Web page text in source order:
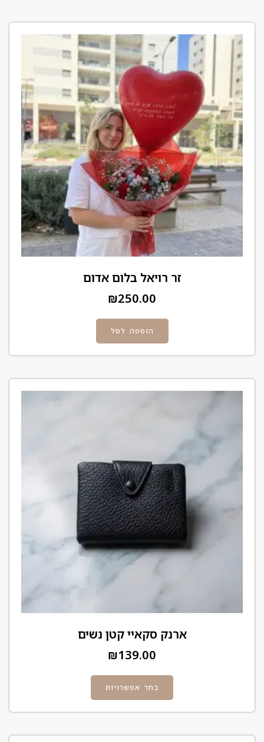
זר רויאל בלום אדום
₪250.00
הוספה לסל
ארנק סקאיי קטן נשים
₪139.00
בחר אפשרויות